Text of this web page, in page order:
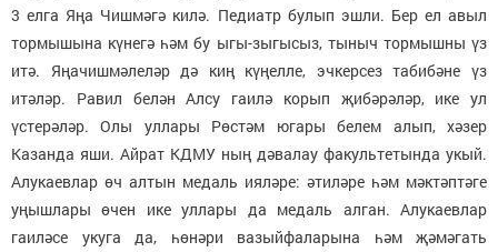
3 елга Яңа Чишмәгә килә. Педиатр булып эшли. Бер ел авыл
тормышына күнегә һәм бу ыгы-зыгысыз, тыныч тормышны үз
итә. Яңачишмәлеләр дә киң күңелле, эчкерсез табибәне үз
итәләр. Равил белән Алсу гаилә корып җибәрәләр, ике ул
үстерәләр. Олы уллары Рөстәм югары белем алып, хәзер
Казанда яши. Айрат КДМУ ның дәвалау факультетында укый.
Алукаевлар өч алтын медаль ияләре: әтиләре һәм мәктәптәге
уңышлары өчен ике уллары да медаль алган. Алукаевлар
гаиләсе укуга да, һөнәри вазыйфаларына һәм җәмәгать